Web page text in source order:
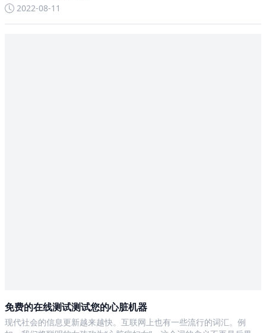
2022-08-11
免费的在线测试测试您的心脏机器
现代社会的信息更新越来越快。互联网上也有一些流行的词汇。例